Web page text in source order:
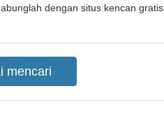
dengan situs kencan gratis